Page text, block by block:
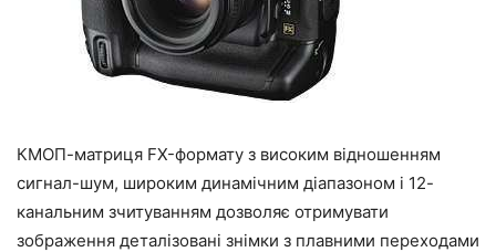
КМОП-матриця FX-формату з високим відношенням
сигнал-шум, широким динамічним діапазоном і 12-
канальним зчитуванням дозволяє отримувати
зображення деталізовані знімки з плавними переходами